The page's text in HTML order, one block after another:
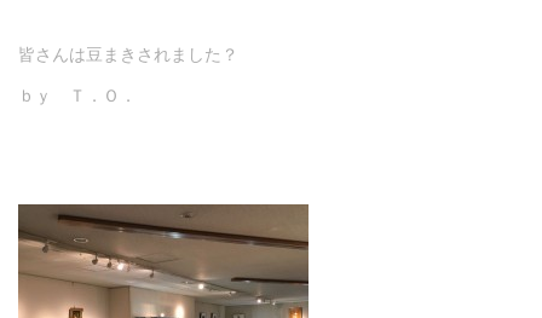
皆さんは豆まきされました？
ｂｙ Ｔ．Ｏ．